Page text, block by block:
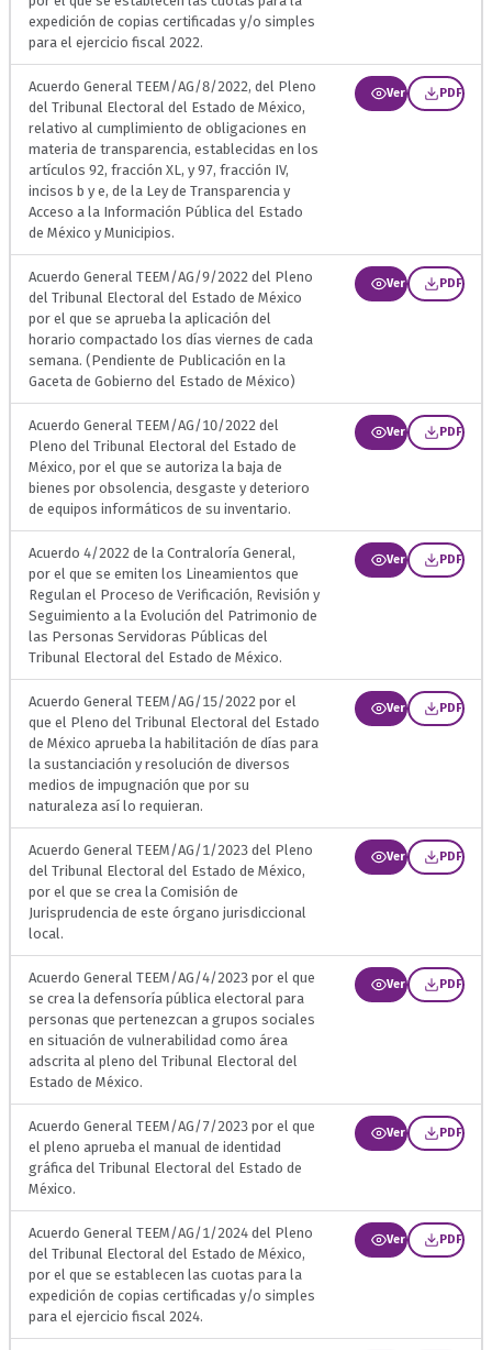
expedición de copias certificadas y/o simples
para el ejercicio fiscal 2022.
Acuerdo General TEEM/AG/8/2022, del Pleno
del Tribunal Electoral del Estado de México,
relativo al cumplimiento de obligaciones en
materia de transparencia, establecidas en los
artículos 92, fracción XL, y 97, fracción IV,
incisos b y e, de la Ley de Transparencia y
Acceso a la Información Pública del Estado
de México y Municipios.
Ver PDF
Acuerdo General TEEM/AG/9/2022 del Pleno
del Tribunal Electoral del Estado de México
por el que se aprueba la aplicación del
horario compactado los días viernes de cada
semana. (Pendiente de Publicación en la
Gaceta de Gobierno del Estado de México)
Ver PDF
Acuerdo General TEEM/AG/10/2022 del
Pleno del Tribunal Electoral del Estado de
México, por el que se autoriza la baja de
bienes por obsolencia, desgaste y deterioro
de equipos informáticos de su inventario.
Ver PDF
Acuerdo 4/2022 de la Contraloría General,
por el que se emiten los Lineamientos que
Regulan el Proceso de Verificación, Revisión y
Seguimiento a la Evolución del Patrimonio de
las Personas Servidoras Públicas del
Tribunal Electoral del Estado de México.
Ver PDF
Acuerdo General TEEM/AG/15/2022 por el
que el Pleno del Tribunal Electoral del Estado
de México aprueba la habilitación de días para
la sustanciación y resolución de diversos
medios de impugnación que por su
naturaleza así lo requieran.
Ver PDF
Acuerdo General TEEM/AG/1/2023 del Pleno
del Tribunal Electoral del Estado de México,
por el que se crea la Comisión de
Jurisprudencia de este órgano jurisdiccional
local.
Ver PDF
Acuerdo General TEEM/AG/4/2023 por el que
se crea la defensoría pública electoral para
personas que pertenezcan a grupos sociales
en situación de vulnerabilidad como área
adscrita al pleno del Tribunal Electoral del
Estado de México.
Ver PDF
Acuerdo General TEEM/AG/7/2023 por el que
el pleno aprueba el manual de identidad
gráfica del Tribunal Electoral del Estado de
México.
Ver PDF
Acuerdo General TEEM/AG/1/2024 del Pleno
del Tribunal Electoral del Estado de México,
por el que se establecen las cuotas para la
expedición de copias certificadas y/o simples
para el ejercicio fiscal 2024.
Ver PDF